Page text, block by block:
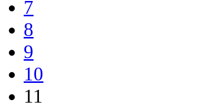
7
8
9
10
11